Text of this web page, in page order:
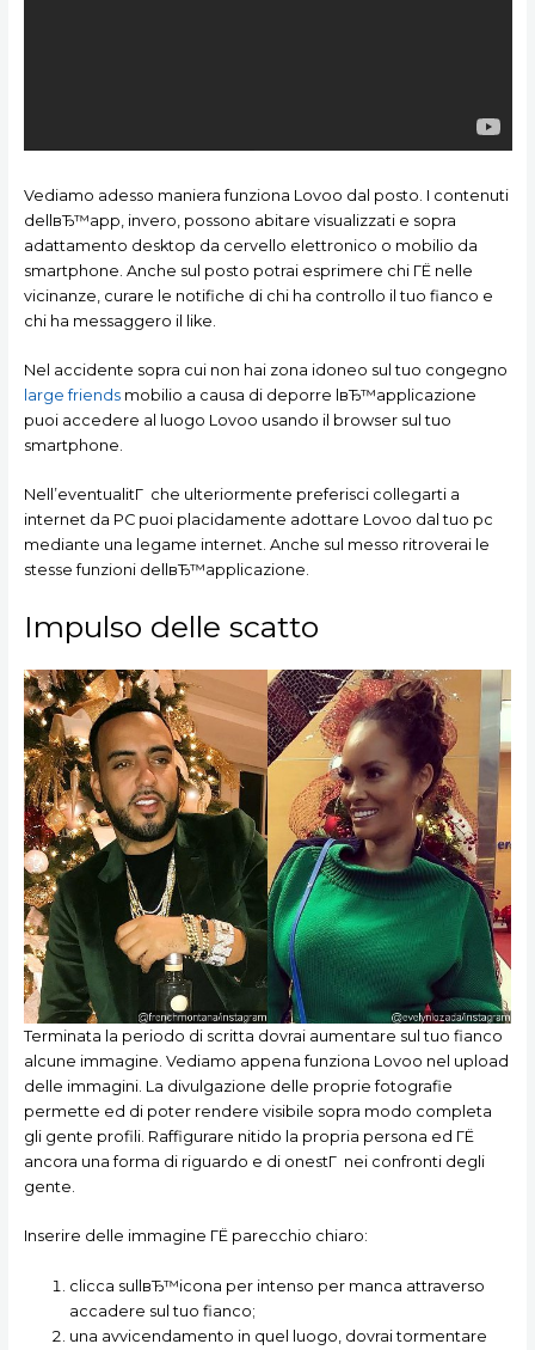
Vediamo adesso maniera funziona Lovoo dal posto. I contenuti
dellвЂ™app, invero, possono abitare visualizzati e sopra
adattamento desktop da cervello elettronico o mobilio da
smartphone. Anche sul posto potrai esprimere chi ГЁ nelle
vicinanze, curare le notifiche di chi ha controllo il tuo fianco e
chi ha messaggero il like.
Nel accidente sopra cui non hai zona idoneo sul tuo congegno
large friendsmobilio a causa di deporre lвЂ™applicazione
puoi accedere al luogo Lovoo usando il browser sul tuo
smartphone.
Nell’eventualitГ che ulteriormente preferisci collegarti a
internet da PC puoi placidamente adottare Lovoo dal tuo pc
mediante una legame internet. Anche sul messo ritroverai le
stesse funzioni dellвЂ™applicazione.
Impulso delle scatto
Terminata la periodo di scritta dovrai aumentare sul tuo fianco
alcune immagine. Vediamo appena funziona Lovoo nel upload
delle immagini. La divulgazione delle proprie fotografie
permette ed di poter rendere visibile sopra modo completa
gli gente profili. Raffigurare nitido la propria persona ed ГЁ
ancora una forma di riguardo e di onestГ nei confronti degli
gente.
Inserire delle immagine ГЁ parecchio chiaro:
clicca sullвЂ™icona per intenso per manca attraverso
accadere sul tuo fianco;
una avvicendamento in quel luogo, dovrai tormentare